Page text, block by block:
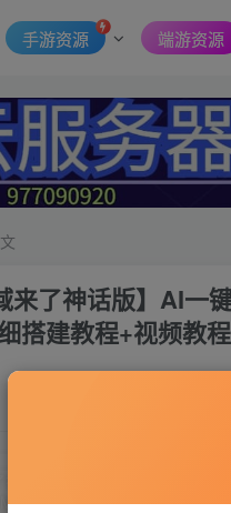
手游资源 端游资源
来了神话版】AI一
搭建教程+视频教程